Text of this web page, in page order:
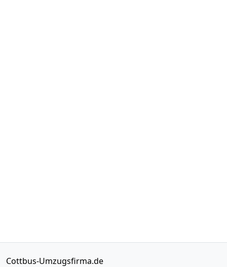
Cottbus-Umzugsfirma.de